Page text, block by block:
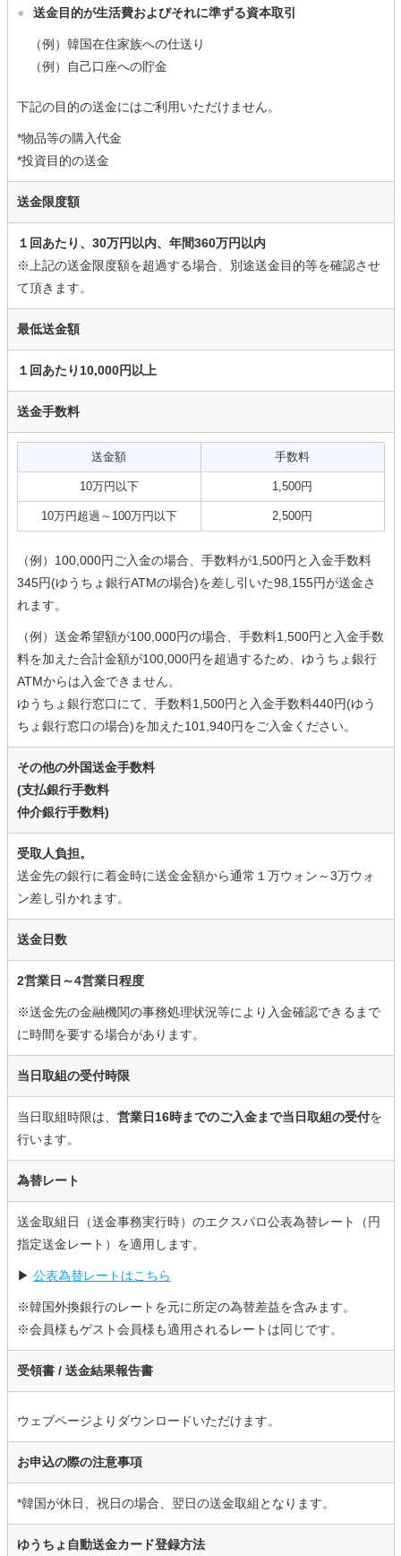
● 送金目的が生活費およびそれに準ずる資本取引
（例）韓国在住家族への仕送り
（例）自己口座への貯金
下記の目的の送金にはご利用いただけません。
*物品等の購入代金
*投資目的の送金
送金限度額
１回あたり、30万円以内、年間360万円以内
※上記の送金限度額を超過する場合、別途送金目的等を確認させ
て頂きます。
最低送金額
１回あたり10,000円以上
送金手数料
送金額 手数料
10万円以下 1,500円
10万円超過～100万円以下 2,500円
（例）100,000円ご入金の場合、手数料が1,500円と入金手数料
345円(ゆうちょ銀行ATMの場合)を差し引いた98,155円が送金さ
れます。
（例）送金希望額が100,000円の場合、手数料1,500円と入金手数
料を加えた合計金額が100,000円を超過するため、ゆうちょ銀行
ATMからは入金できません。
ゆうちょ銀行窓口にて、手数料1,500円と入金手数料440円(ゆう
ちょ銀行窓口の場合)を加えた101,940円をご入金ください。
その他の外国送金手数料
(支払銀行手数料
仲介銀行手数料)
受取人負担。
送金先の銀行に着金時に送金金額から通常１万ウォン～3万ウォ
ン差し引かれます。
送金日数
2営業日～4営業日程度
※送金先の金融機関の事務処理状況等により入金確認できるまで
に時間を要する場合があります。
当日取組の受付時限
当日取組時限は、 営業日16時までのご入金まで当日取組の受付を
行います。
為替レート
送金取組日（送金事務実行時）のエクスパロ公表為替レート（円
指定送金レート）を適用します。
▶ 公表為替レートはこちら
※韓国外換銀行のレートを元に所定の為替差益を含みます。
※会員様もゲスト会員様も適用されるレートは同じです。
受領書 /送金結果報告書
ウェブページよりダウンロードいただけます。
お申込の際の注意事項
*韓国が休日、祝日の場合、翌日の送金取組となります。
ゆうちょ自動送金カード登録方法